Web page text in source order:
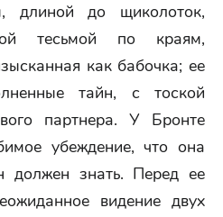
длиной до щиколоток,
тесьмой по краям,
как бабочка; ее
тайн, с тоской
партнера. У Бронте
убеждение, что она
должен знать. Перед ее
видение двух